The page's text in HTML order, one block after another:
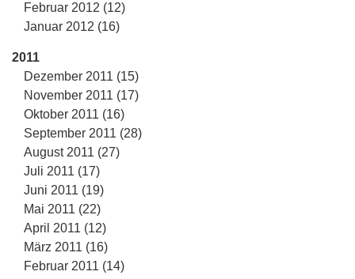
Februar 2012 (12)
Januar 2012 (16)
2011
Dezember 2011 (15)
November 2011 (17)
Oktober 2011 (16)
September 2011 (28)
August 2011 (27)
Juli 2011 (17)
Juni 2011 (19)
Mai 2011 (22)
April 2011 (12)
März 2011 (16)
Februar 2011 (14)